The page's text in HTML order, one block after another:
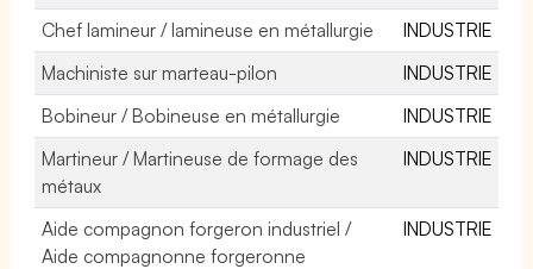
Chef lamineur / lamineuse en métallurgie
INDUSTRIE
Machiniste sur marteau-pilon
INDUSTRIE
Bobineur / Bobineuse en métallurgie
INDUSTRIE
Martineur / Martineuse de formage des
métaux
INDUSTRIE
Aide compagnon forgeron industriel /
Aide compagnonne forgeronne
INDUSTRIE